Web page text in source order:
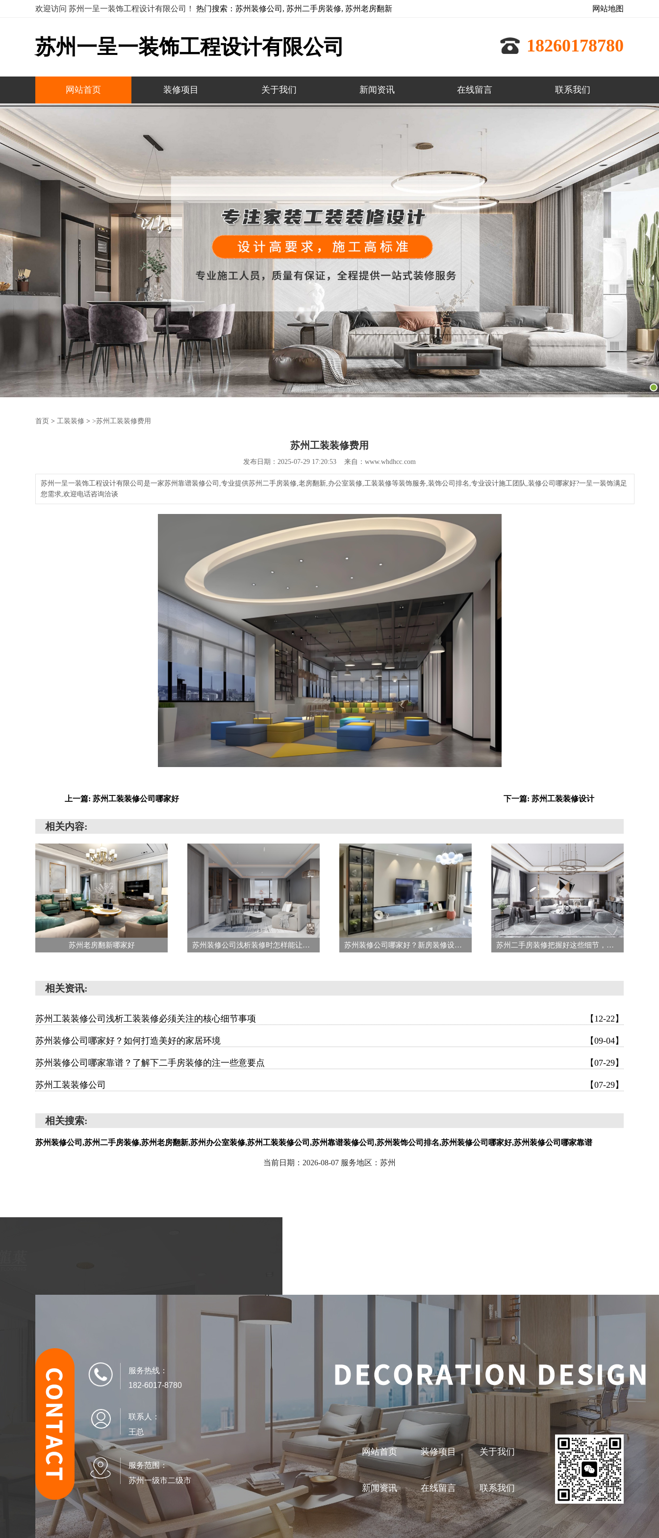
欢迎访问 苏州一呈一装饰工程设计有限公司！ 热门搜索：苏州装修公司, 苏州二手房装修, 苏州老房翻新 网站地图
苏州一呈一装饰工程设计有限公司 18260178780
网站首页 装修项目 关于我们 新闻资讯 在线留言 联系我们
首页 > 工装装修 > >苏州工装装修费用
苏州工装装修费用
发布日期：2025-07-29 17:20:53 来自：www.whdhcc.com
苏州一呈一装饰工程设计有限公司是一家苏州靠谱装修公司,专业提供苏州二手房装修,老房翻新,办公室装修,工装装修等装饰服务,装饰公司排名,专业设计施工团队,装修公司哪家好?一呈一装饰满足
您需求,欢迎电话咨询洽谈
上一篇: 苏州工装装修公司哪家好 下一篇: 苏州工装装修设计
相关内容:
苏州老房翻新哪家好 苏州装修公司浅析装修时怎样能让家更实用又美观 苏州装修公司哪家好？新房装修设计要满足哪些要求原则问题 苏州二手房装修把握好这些细节，让二手房装修既省心又耐用
相关资讯:
苏州工装装修公司浅析工装装修必须关注的核心细节事项 【12-22】
苏州装修公司哪家好？如何打造美好的家居环境 【09-04】
苏州装修公司哪家靠谱？了解下二手房装修的注一些意要点 【07-29】
苏州工装装修公司 【07-29】
相关搜索:
苏州装修公司,苏州二手房装修,苏州老房翻新,苏州办公室装修,苏州工装装修公司,苏州靠谱装修公司,苏州装饰公司排名,苏州装修公司哪家好,苏州装修公司哪家靠谱
当前日期：2026-08-07 服务地区：苏州
服务热线：
182-6017-8780
联系人：
王总
服务范围：
苏州一级市二级市
网站首页 装修项目 关于我们
新闻资讯 在线留言 联系我们